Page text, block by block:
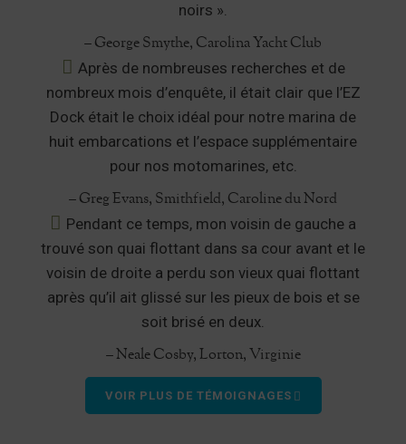
noirs ».
– George Smythe, Carolina Yacht Club
Après de nombreuses recherches et de
nombreux mois d’enquête, il était clair que l’EZ
Dock était le choix idéal pour notre marina de
huit embarcations et l’espace supplémentaire
pour nos motomarines, etc.
– Greg Evans, Smithfield, Caroline du Nord
Pendant ce temps, mon voisin de gauche a
trouvé son quai flottant dans sa cour avant et le
voisin de droite a perdu son vieux quai flottant
après qu’il ait glissé sur les pieux de bois et se
soit brisé en deux.
– Neale Cosby, Lorton, Virginie
VOIR PLUS DE TÉMOIGNAGES